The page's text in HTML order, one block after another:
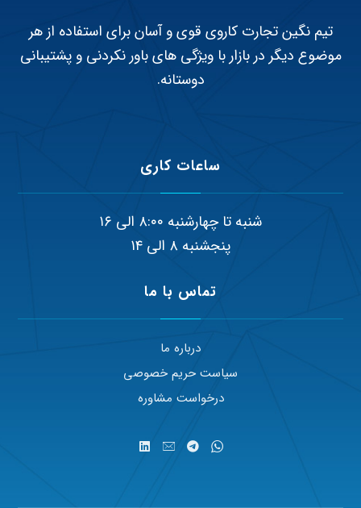
تیم نگین تجارت کاروی قوی و آسان برای استفاده از هر
موضوع دیگر در بازار با ویژگی های باور نکردنی و پشتیبانی
دوستانه.
ساعات کاری
شنبه تا چهارشنبه ۸:۰۰ الی ۱۶
پنجشنبه ۸ الی ۱۴
تماس با ما
درباره ما
سیاست حریم خصوصی
درخواست مشاوره